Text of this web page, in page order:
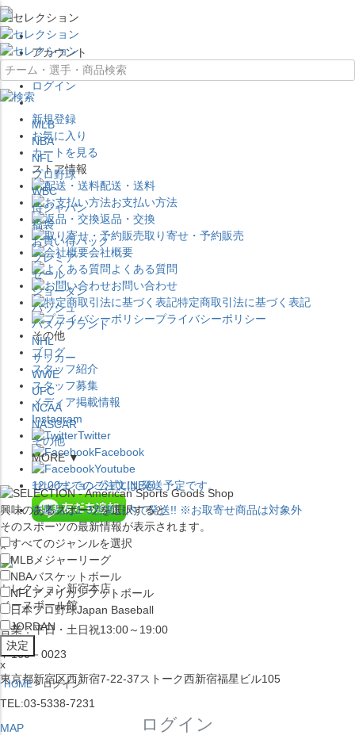
×
アカウント
ログイン
新規登録
お気に入り
カートを見る
ストア情報
配送・送料
お支払い方法
返品・交換
取り寄せ・予約販売
会社概要
よくある質問
お問い合わせ
特定商取引法に基づく表記
プライバシーポリシー
その他
ブログ
スタッフ紹介
スタッフ募集
メディア掲載情報
Instagram
Twitter
Facebook
Youtube
セレクション公式LINE@
×
セレクション新宿本店
ベースボール館
営業：平日・土日祝13:00～19:00
〒160－0023
東京都新宿区西新宿7-22-37ストーク西新宿福星ビル105
TEL:03-5338-7231
MAP
MLB
NBA
NFL
プロ野球
WBC
侍ジャパン
福袋
お買い得パック
プレミア
セール
ジョーダン
バッシュ
バスケブランド
NHL
サッカー
WWE
UFC
NCAA
NASCAR
その他
MORE ▼
12:00までのご注文は発送予定です。
在庫品は1-3営業日内で発送!! ※お取寄せ商品は対象外
興味のあるスポーツを選択すると
そのスポーツの最新情報が表示されます。
すべてのジャンルを選択
MLB メジャーリーグ
NBAバスケットボール
NFLアメリカンフットボール
日本プロ野球Japan Baseball
JORDAN
x
HOME ログイン
ログイン